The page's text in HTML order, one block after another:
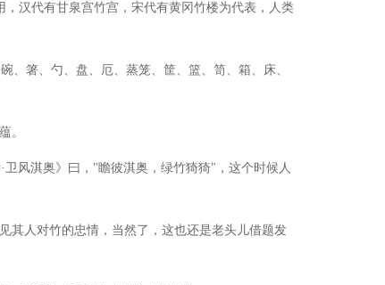
汉代有甘泉宫竹宫，宋代有黄冈竹楼为代表，人类
箸、勺、盘、厄、蒸笼、筐、篮、笥、箱、床、
。
·卫风淇奥》曰，"瞻彼淇奥，绿竹猗猗"，这个时候人
人对竹的忠情，当然了，这也还是老头儿借题发